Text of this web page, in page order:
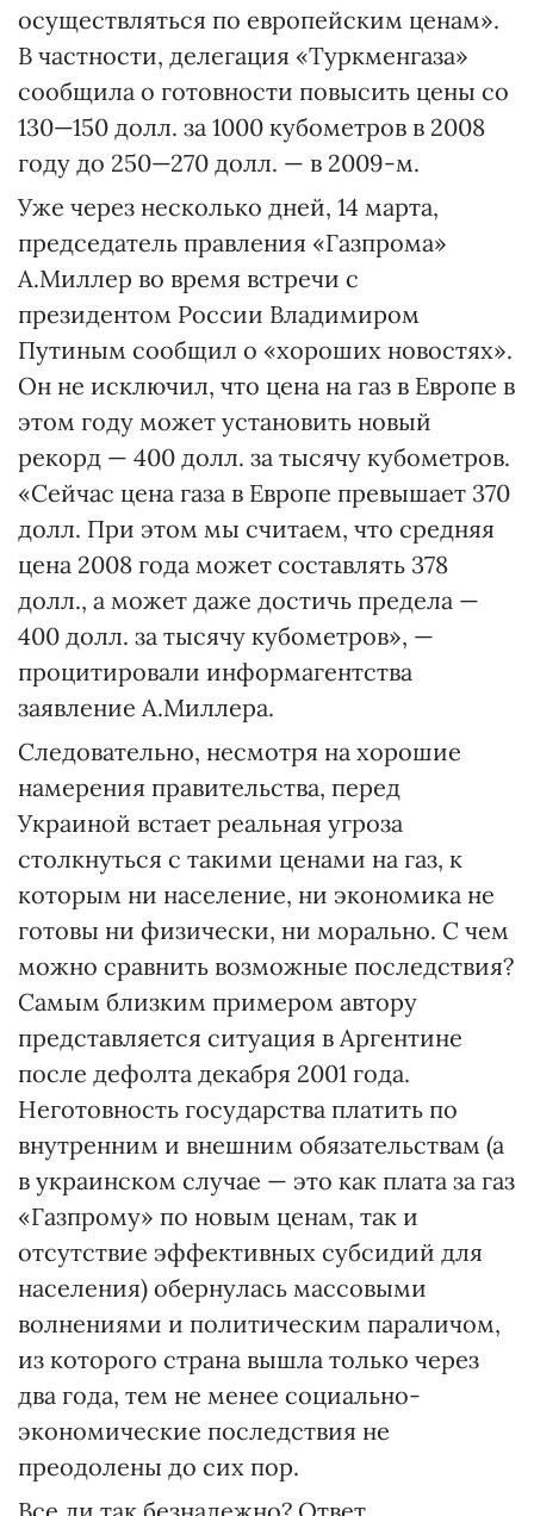
осуществляться по европейским ценам».
В частности, делегация «Туркменгаза»
сообщила о готовности повысить цены со
130—150 долл. за 1000 кубометров в 2008
году до 250—270 долл. — в 2009-м.
Уже через несколько дней, 14 марта,
председатель правления «Газпрома»
А.Миллер во время встречи с
президентом России Владимиром
Путиным сообщил о «хороших новостях».
Он не исключил, что цена на газ в Европе в
этом году может установить новый
рекорд — 400 долл. за тысячу кубометров.
«Сейчас цена газа в Европе превышает 370
долл. При этом мы считаем, что средняя
цена 2008 года может составлять 378
долл., а может даже достичь предела —
400 долл. за тысячу кубометров», —
процитировали информагентства
заявление А.Миллера.
Следовательно, несмотря на хорошие
намерения правительства, перед
Украиной встает реальная угроза
столкнуться с такими ценами на газ, к
которым ни население, ни экономика не
готовы ни физически, ни морально. С чем
можно сравнить возможные последствия?
Самым близким примером автору
представляется ситуация в Аргентине
после дефолта декабря 2001 года.
Неготовность государства платить по
внутренним и внешним обязательствам (а
в украинском случае — это как плата за газ
«Газпрому» по новым ценам, так и
отсутствие эффективных субсидий для
населения) обернулась массовыми
волнениями и политическим параличом,
из которого страна вышла только через
два года, тем не менее социально-
экономические последствия не
преодолены до сих пор.